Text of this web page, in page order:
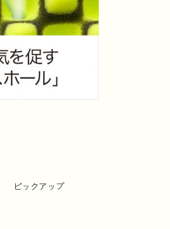
ピックアップ